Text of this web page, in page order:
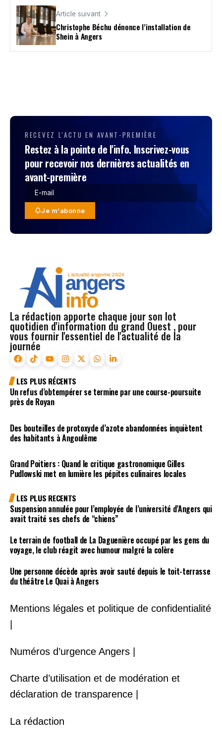
Article suivant
Christophe Béchu dénonce l’installation de
Shein à Angers
RECEVEZ L'ACTU EN AVANT-PREMIÈRE
Restez à la pointe de l'info. Inscrivez-vous
pour recevoir nos dernières actualités en
avant-première
Je m'abonne
La rédaction apporte chaque jour son lot
quotidien d'information du grand Ouest , pour
vous fournir l'essentiel de l'actualité de la
journée
LES PLUS RÉCENTS
Un refus d’obtempérer se termine par une course-poursuite
près de Royan
Des bouteilles de protoxyde d’azote abandonnées inquiètent
des habitants à Angoulême
Grand Poitiers : Quand le critique gastronomique Gilles
Pudlowski met en lumière les pépites culinaires locales
LES PLUS RECENTS
Suspension annulée pour l’employée de l’université d’Angers qui
avait traité ses chefs de “chiens”
Le terrain de football de La Daguenière occupé par les gens du
voyage, le club réagit avec humour malgré la colère
Une personne décède après avoir sauté depuis le toit-terrasse
du théâtre Le Quai à Angers
Mentions légales et politique de confidentialité
Numéros d’urgence Angers |
Charte d’utilisation et de modération et
déclaration de transparence |
La rédaction